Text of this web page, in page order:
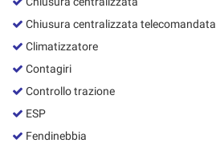
Chiusura centralizzata telecomandata
Climatizzatore
Contagiri
Controllo trazione
ESP
Fendinebbia